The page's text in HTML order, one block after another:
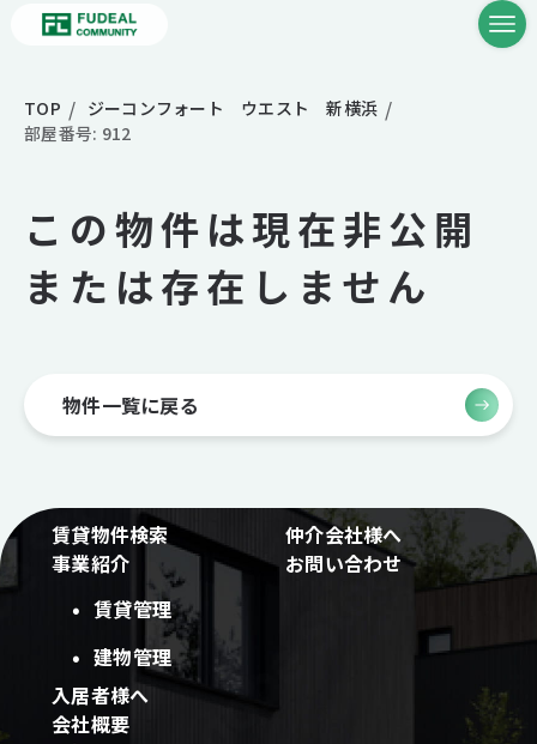
TOP
ジーコンフォート ウエスト 新横浜
部屋番号: 912
この物件は現在非公開
または存在しません
物件一覧に戻る
賃貸物件検索
事業紹介
賃貸管理
建物管理
入居者様へ
会社概要
仲介会社様へ
お問い合わせ